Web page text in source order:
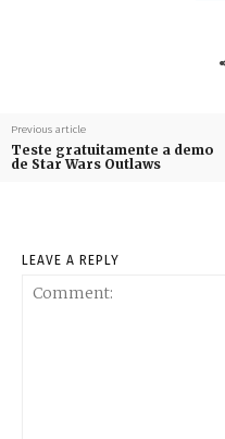
Previous article
Teste gratuitamente a demo
de Star Wars Outlaws
LEAVE A REPLY